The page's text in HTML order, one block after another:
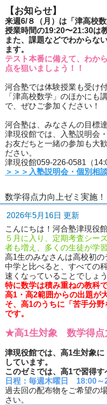
【お知らせ】
来週6/８（月）は「津高校
授業時間の19:20〜21:30は
また、課題などでわからな
ます。
テスト本番に備えて、わか
点を狙いましょう！！
河合塾では体験授業も受け
「津高校数学」のほかにも
で、ぜひご参加ください！
河合塾は、みなさんの目標
津現役館では、入塾説明会
お友だちと一緒の参加も大
ださい。
津現役館059-226-0581（
＞＞＞入塾説明会・個別相
数学得点力向上ゼミ実施！
2026年5月16日 更新
こんにちは！河合塾津現役
５月に入り、定期考査シー
者も増え、多くの生徒が学
高1生のみなさんは高校初の
中学と比べると、すべての
速くなっていることでしょう
特に数学は積み重ねの教科
高1・高2範囲からの出題が
そ、高1のうちに「苦手分
です。
★高1生対象 数学得点
津現役館では、高1生対象
しています。
このゼミでは、高1で習得す
日程：毎週木曜日 18:00
過去回の配布物をご希望の
さい。